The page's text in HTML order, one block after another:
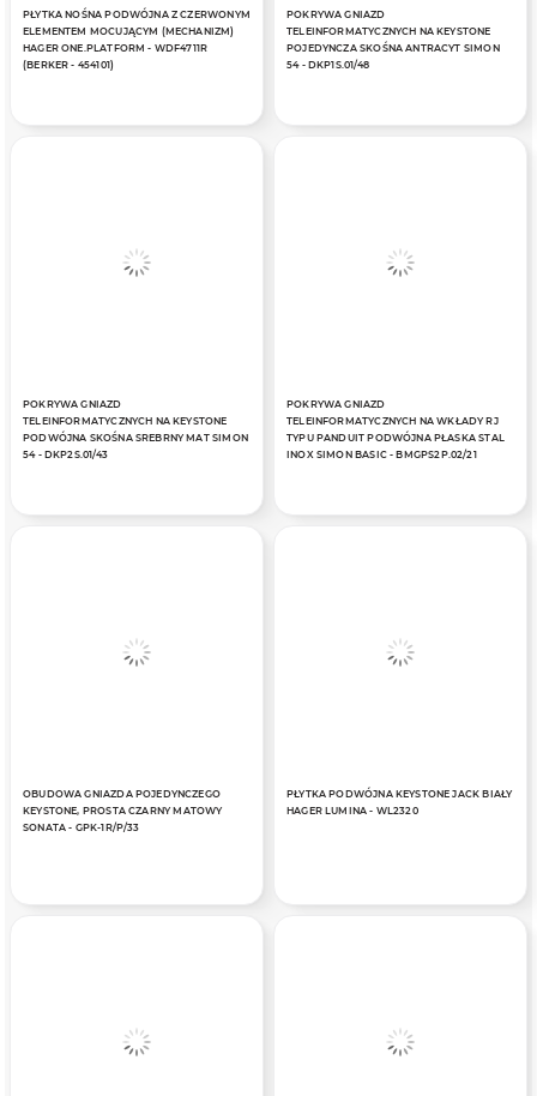
PŁYTKA NOŚNA PODWÓJNA Z CZERWONYM
ELEMENTEM MOCUJĄCYM (MECHANIZM)
HAGER ONE.PLATFORM - WDF4711R
(BERKER - 454101)
POKRYWA GNIAZD
TELEINFORMATYCZNYCH NA KEYSTONE
POJEDYNCZA SKOŚNA ANTRACYT SIMON
54 - DKP1S.01/48
POKRYWA GNIAZD
TELEINFORMATYCZNYCH NA KEYSTONE
PODWÓJNA SKOŚNA SREBRNY MAT SIMON
54 - DKP2S.01/43
POKRYWA GNIAZD
TELEINFORMATYCZNYCH NA WKŁADY RJ
TYPU PANDUIT PODWÓJNA PŁASKA STAL
INOX SIMON BASIC - BMGPS2P.02/21
OBUDOWA GNIAZDA POJEDYNCZEGO
KEYSTONE, PROSTA CZARNY MATOWY
SONATA - GPK-1R/P/33
PŁYTKA PODWÓJNA KEYSTONE JACK BIAŁY
HAGER LUMINA - WL2320